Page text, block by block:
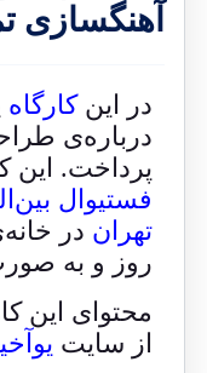
آهنگسازی
در اینکارگاه
درباره‌ی
پرداخت. این
فستیوال
تهران در
روز و به
محتوای این
از سایت